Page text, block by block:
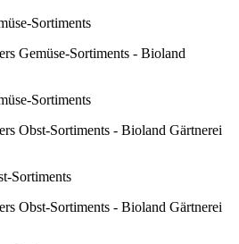
Sortiments
Sortiments
Sortiments